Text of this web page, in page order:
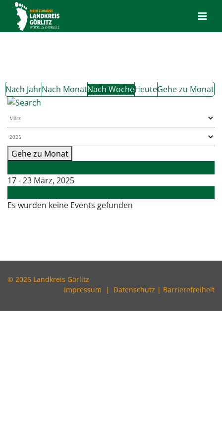
Nach JahrNach MonatNach WocheHeuteGehe zu Monat
Gehe zu Monat
17 - 23 März, 2025
Es wurden keine Events gefunden
© 2026 Landkreis Görlitz
Impressum | Datenschutz | Barrierefreiheit